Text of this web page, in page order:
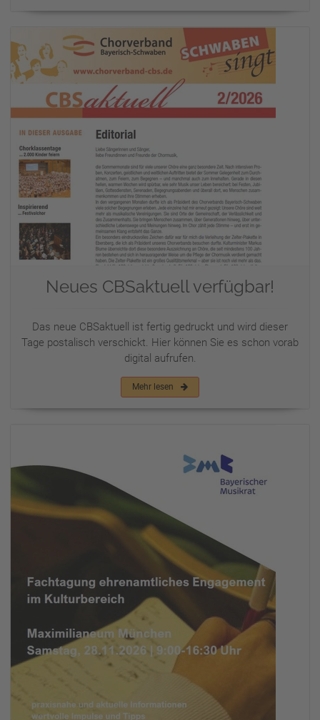
Neues CBSaktuell verfügbar!
Das neue CBSaktuell ist fertig gedruckt und wird dieser
Tage postalisch verschickt. Hier können Sie es schon vorab
digital aufrufen.
Mehr lesen